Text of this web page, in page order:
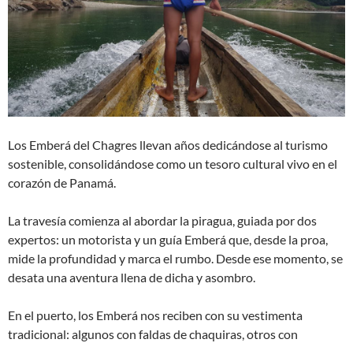
Los Emberá del Chagres llevan años dedicándose al turismo
sostenible, consolidándose como un tesoro cultural vivo en el
corazón de Panamá.
La travesía comienza al abordar la piragua, guiada por dos
expertos: un motorista y un guía Emberá que, desde la proa,
mide la profundidad y marca el rumbo. Desde ese momento, se
desata una aventura llena de dicha y asombro.
En el puerto, los Emberá nos reciben con su vestimenta
tradicional: algunos con faldas de chaquiras, otros con